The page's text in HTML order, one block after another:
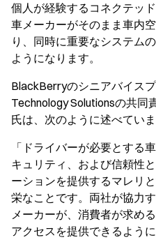
個人が経験するコネクテッ
車メーカーがそのまま車内
り、同時に重要なシステム
ようになります。
BlackBerryのシニアバイス
Technology Solutionsの共同
氏は、次のように述べていま
「ドライバーが必要とする
キュリティ、および信頼性
ーションを提供するマレリ
栄なことです。両社が協力
メーカーが、消費者が求め
アクセスを提供できるよう